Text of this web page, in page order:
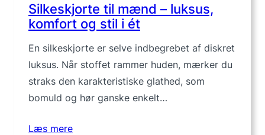
Silkeskjorte til mænd – luksus,
komfort og stil i ét
En silkeskjorte er selve indbegrebet af diskret
luksus. Når stoffet rammer huden, mærker du
straks den karakteristiske glathed, som
bomuld og hør ganske enkelt…
Læs mere